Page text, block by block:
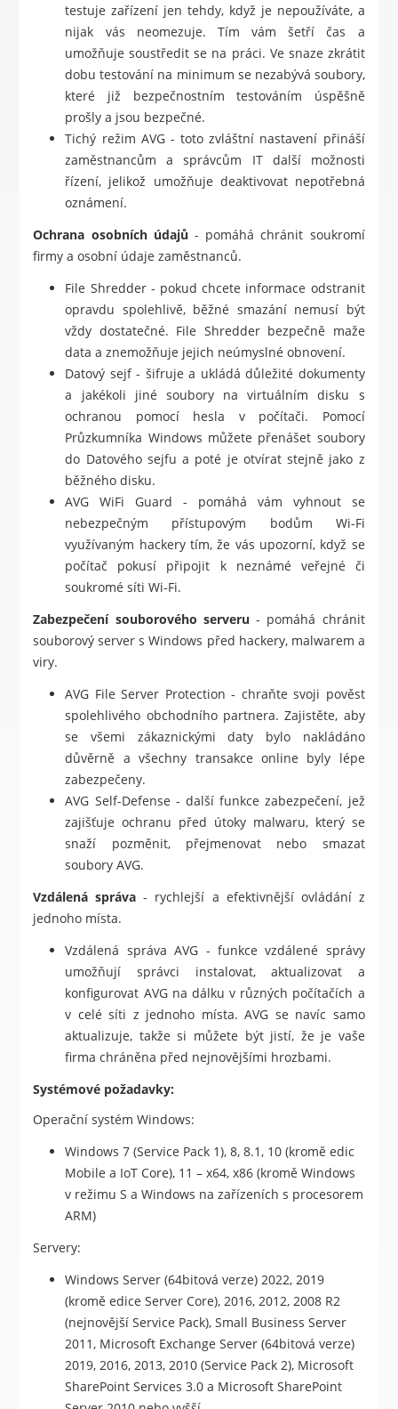
testuje zařízení jen tehdy, když je nepoužíváte, a
nijak vás neomezuje. Tím vám šetří čas a
umožňuje soustředit se na práci. Ve snaze zkrátit
dobu testování na minimum se nezabývá soubory,
které již bezpečnostním testováním úspěšně
prošly a jsou bezpečné.
Tichý režim AVG - toto zvláštní nastavení přináší
zaměstnancům a správcům IT další možnosti
řízení, jelikož umožňuje deaktivovat nepotřebná
oznámení.
Ochrana osobních údajů - pomáhá chránit soukromí
firmy a osobní údaje zaměstnanců.
File Shredder - pokud chcete informace odstranit
opravdu spolehlivě, běžné smazání nemusí být
vždy dostatečné. File Shredder bezpečně maže
data a znemožňuje jejich neúmyslné obnovení.
Datový sejf - šifruje a ukládá důležité dokumenty
a jakékoli jiné soubory na virtuálním disku s
ochranou pomocí hesla v počítači. Pomocí
Průzkumníka Windows můžete přenášet soubory
do Datového sejfu a poté je otvírat stejně jako z
běžného disku.
AVG WiFi Guard - pomáhá vám vyhnout se
nebezpečným přístupovým bodům Wi-Fi
využívaným hackery tím, že vás upozorní, když se
počítač pokusí připojit k neznámé veřejné či
soukromé síti Wi-Fi.
Zabezpečení souborového serveru - pomáhá chránit
souborový server s Windows před hackery, malwarem a
viry.
AVG File Server Protection - chraňte svoji pověst
spolehlivého obchodního partnera. Zajistěte, aby
se všemi zákaznickými daty bylo nakládáno
důvěrně a všechny transakce online byly lépe
zabezpečeny.
AVG Self-Defense - další funkce zabezpečení, jež
zajišťuje ochranu před útoky malwaru, který se
snaží pozměnit, přejmenovat nebo smazat
soubory AVG.
Vzdálená správa - rychlejší a efektivnější ovládání z
jednoho místa.
Vzdálená správa AVG - funkce vzdálené správy
umožňují správci instalovat, aktualizovat a
konfigurovat AVG na dálku v různých počítačích a
v celé síti z jednoho místa. AVG se navíc samo
aktualizuje, takže si můžete být jistí, že je vaše
firma chráněna před nejnovějšími hrozbami.
Systémové požadavky:
Operační systém Windows:
Windows 7 (Service Pack 1), 8, 8.1, 10 (kromě edic
Mobile a IoT Core), 11 – x64, x86 (kromě Windows
v režimu S a Windows na zařízeních s procesorem
ARM)
Servery:
Windows Server (64bitová verze) 2022, 2019
(kromě edice Server Core), 2016, 2012, 2008 R2
(nejnovější Service Pack), Small Business Server
2011, Microsoft Exchange Server (64bitová verze)
2019, 2016, 2013, 2010 (Service Pack 2), Microsoft
SharePoint Services 3.0 a Microsoft SharePoint